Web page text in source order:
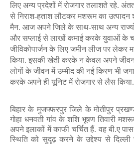
लिए अन्य प्रदेशों में रोजगार तलाशते रहे.
से निराश-हताश लौटकर मशरूम का
मैन. आज अपने जिले के साथ-साथ अन्य
और सप्लाई से लाखों कमाई करके युवाओं के
जीविकोपार्जन के लिए जमीन लीज पर लेकर
किया. इसकी खेती करके न केवल अपने जीवन
लोगों के जीवन में उम्मीद की नई किरण भी
करके अपने ही यूनिट में रोजगार से लैस किया.
बिहार के मुजफ्फरपुर जिले के मोतीपुर
गोहा धनवती गांव के शशि भूषण तिवारी
अपने इलाकों में काफी चर्चित हैं. वह बी.ए
स्थिति को सुदृढ़ करने के उद्देश्य से